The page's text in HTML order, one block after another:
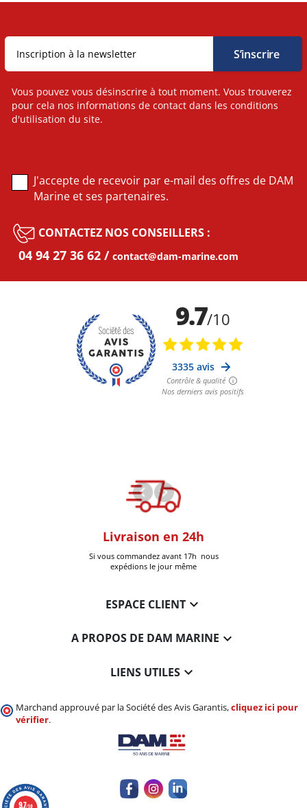
Livraison en 24h
Si vous commandez avant 17h nous
expédions le jour même
Vous pouvez vous désinscrire à tout moment. Vous trouverez
pour cela nos informations de contact dans les conditions
d'utilisation du site.
J'accepte de recevoir par e-mail des offres de DAM
Marine et ses partenaires.
CONTACTEZ NOS CONSEILLERS :
04 94 27 36 62 contact@dam-marine.com
ESPACE CLIENT
A PROPOS DE DAM MARINE 
LIENS UTILES 
Marchand approuvé par la Société des Avis Garantis,cliquez ici pour
vérifier.
9.7/10